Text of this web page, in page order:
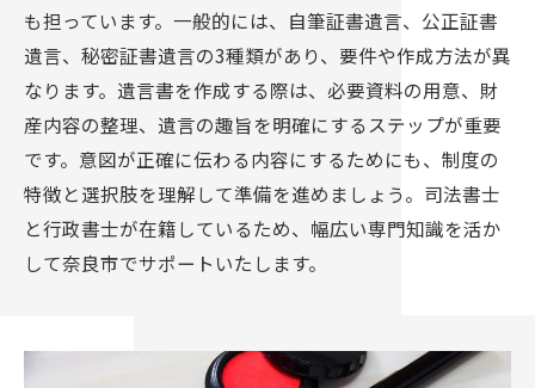
も担っています。一般的には、自筆証書遺言、公正証書
遺言、秘密証書遺言の3種類があり、要件や作成方法が異
なります。遺言書を作成する際は、必要資料の用意、財
産内容の整理、遺言の趣旨を明確にするステップが重要
です。意図が正確に伝わる内容にするためにも、制度の
特徴と選択肢を理解して準備を進めましょう。司法書士
と行政書士が在籍しているため、幅広い専門知識を活か
して奈良市でサポートいたします。